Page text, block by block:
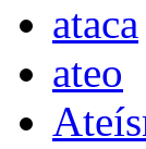
ataca
ateo